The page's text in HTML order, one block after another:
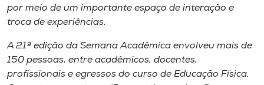
Selecione
por meio de um importante espaço de interação e
troca de experiências.
A 21ª edição da Semana Acadêmica envolveu mais de
150 pessoas, entre acadêmicos, docentes,
profissionais e egressos do curso de Educação Física.